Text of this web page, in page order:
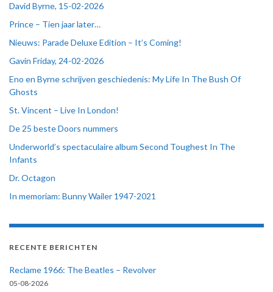
David Byrne, 15-02-2026
Prince – Tien jaar later…
Nieuws: Parade Deluxe Edition – It’s Coming!
Gavin Friday, 24-02-2026
Eno en Byrne schrijven geschiedenis: My Life In The Bush Of
Ghosts
St. Vincent – Live In London!
De 25 beste Doors nummers
Underworld’s spectaculaire album Second Toughest In The
Infants
Dr. Octagon
In memoriam: Bunny Wailer 1947-2021
RECENTE BERICHTEN
Reclame 1966: The Beatles – Revolver
05-08-2026